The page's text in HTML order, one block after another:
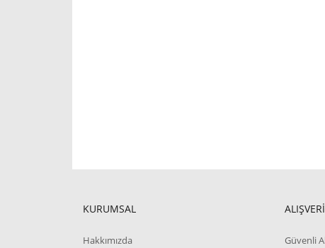
KURUMSAL
Hakkımızda
Güvenli